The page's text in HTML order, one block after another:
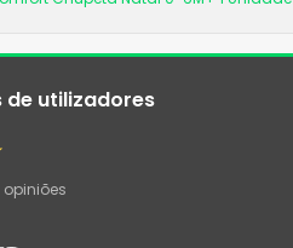
de utilizadores
opiniões